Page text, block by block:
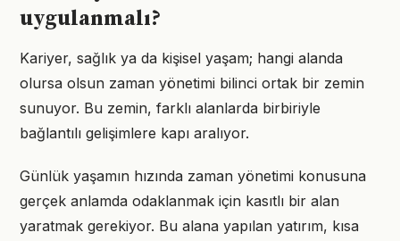
uygulanmalı?
Kariyer, sağlık ya da kişisel yaşam; hangi alanda
olursa olsun zaman yönetimi bilinci ortak bir zemin
sunuyor. Bu zemin, farklı alanlarda birbiriyle
bağlantılı gelişimlere kapı aralıyor.
Günlük yaşamın hızında zaman yönetimi konusuna
gerçek anlamda odaklanmak için kasıtlı bir alan
yaratmak gerekiyor. Bu alana yapılan yatırım, kısa